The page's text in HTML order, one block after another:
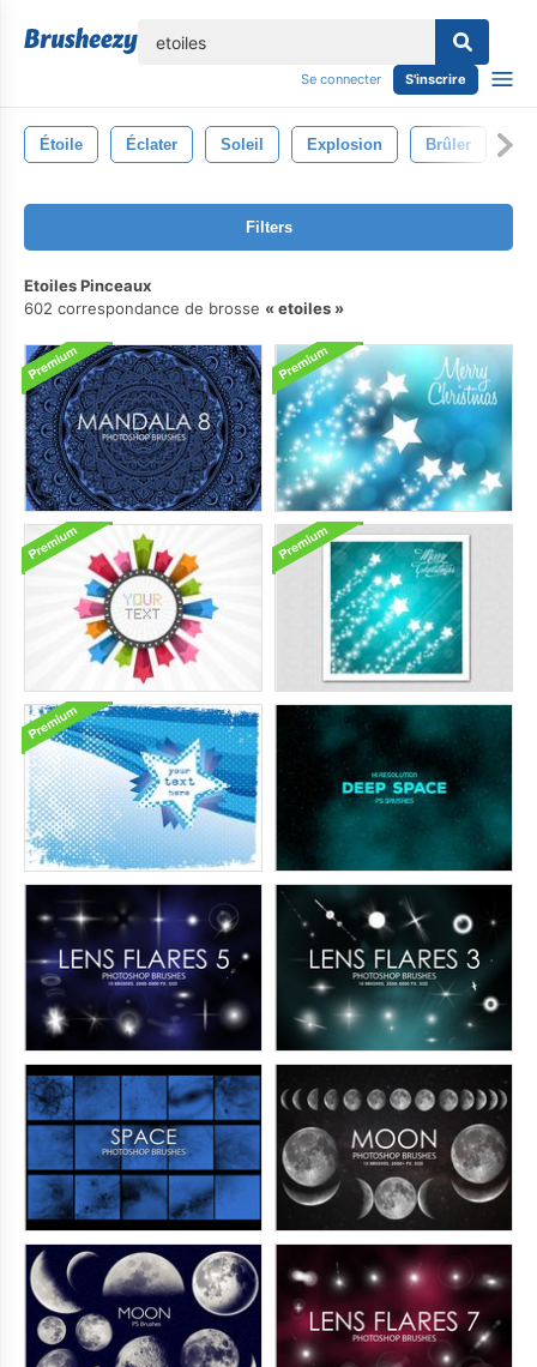
Se connecter S'inscrire
Étoile Éclater Soleil Explosion Brûler
Filters
Etoiles Pinceaux
602 correspondance de brosse
etoiles